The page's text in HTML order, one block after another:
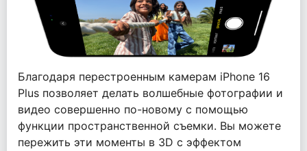
Благодаря перестроенным камерам iPhone 16
Plus позволяет делать волшебные фотографии и
видео совершенно по-новому с помощью
функции пространственной съемки. Вы можете
пережить эти моменты в 3D с эффектом